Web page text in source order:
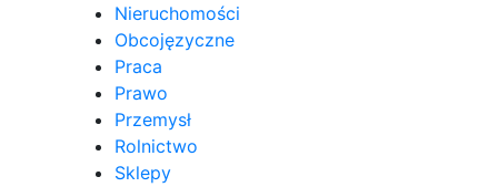
Nieruchomości
Obcojęzyczne
Praca
Prawo
Przemysł
Rolnictwo
Sklepy